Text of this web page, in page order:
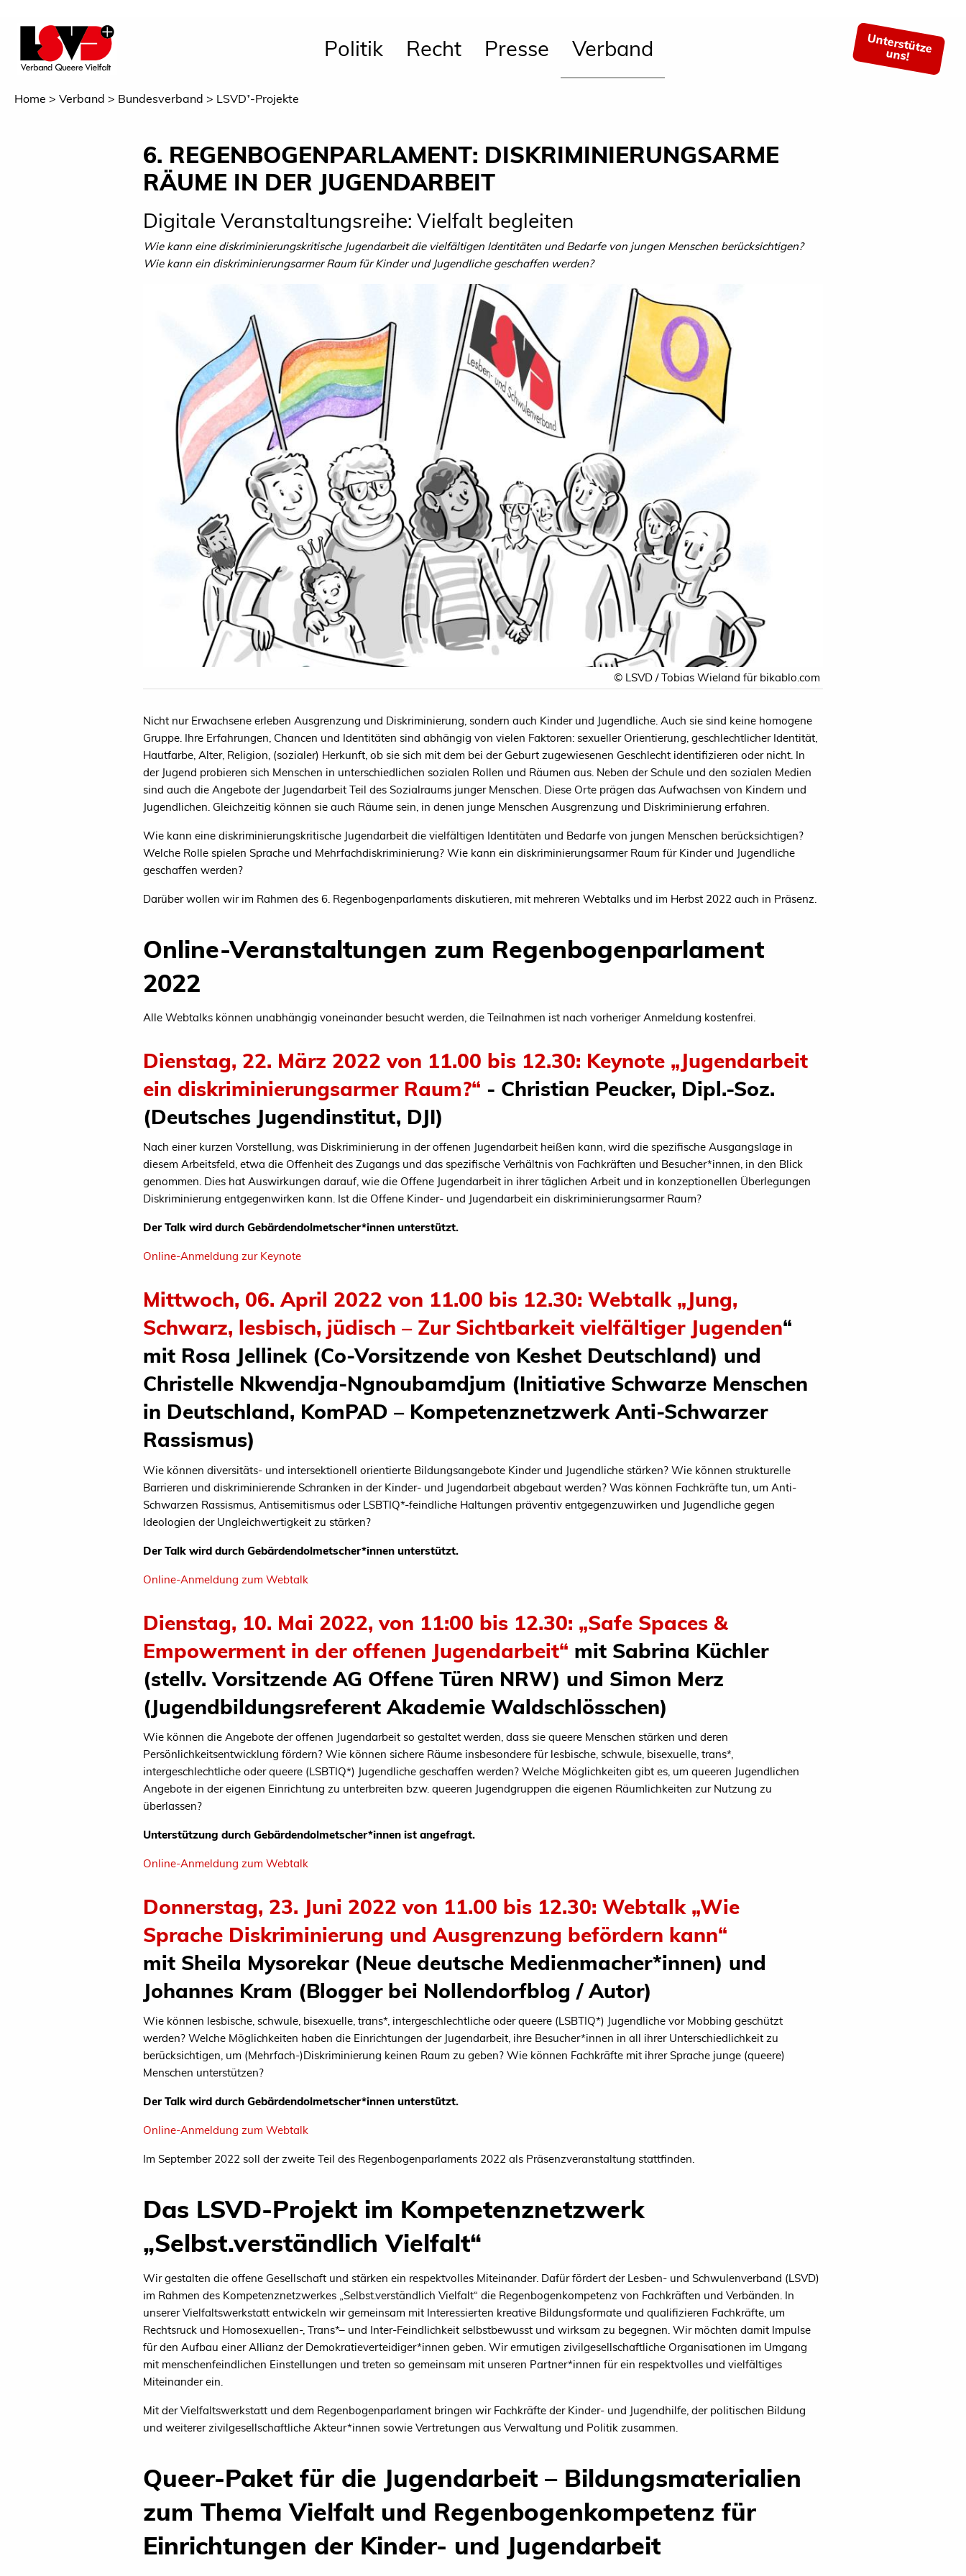
Politik Recht Presse Verband Unterstütze
uns!
Home Verband Bundesverband LSVD⁺-Projekte
6. REGENBOGENPARLAMENT: DISKRIMINIERUNGSARME
RÄUME IN DER JUGENDARBEIT
Digitale Veranstaltungsreihe: Vielfalt begleiten
Wie kann eine diskriminierungskritische Jugendarbeit die vielfältigen Identitäten und Bedarfe von jungen Menschen berücksichtigen?
Wie kann ein diskriminierungsarmer Raum für Kinder und Jugendliche geschaffen werden?
© LSVD / Tobias Wieland für bikablo.com
Nicht nur Erwachsene erleben Ausgrenzung und Diskriminierung, sondern auch Kinder und Jugendliche. Auch sie sind keine homogene
Gruppe. Ihre Erfahrungen, Chancen und Identitäten sind abhängig von vielen Faktoren: sexueller Orientierung, geschlechtlicher Identität,
Hautfarbe, Alter, Religion, (sozialer) Herkunft, ob sie sich mit dem bei der Geburt zugewiesenen Geschlecht identifizieren oder nicht. In
der Jugend probieren sich Menschen in unterschiedlichen sozialen Rollen und Räumen aus. Neben der Schule und den sozialen Medien
sind auch die Angebote der Jugendarbeit Teil des Sozialraums junger Menschen. Diese Orte prägen das Aufwachsen von Kindern und
Jugendlichen. Gleichzeitig können sie auch Räume sein, in denen junge Menschen Ausgrenzung und Diskriminierung erfahren.
Wie kann eine diskriminierungskritische Jugendarbeit die vielfältigen Identitäten und Bedarfe von jungen Menschen berücksichtigen?
Welche Rolle spielen Sprache und Mehrfachdiskriminierung? Wie kann ein diskriminierungsarmer Raum für Kinder und Jugendliche
geschaffen werden?
Darüber wollen wir im Rahmen des 6. Regenbogenparlaments diskutieren, mit mehreren Webtalks und im Herbst 2022 auch in Präsenz.
Online-Veranstaltungen zum Regenbogenparlament
2022
Alle Webtalks können unabhängig voneinander besucht werden, die Teilnahmen ist nach vorheriger Anmeldung kostenfrei.
Dienstag, 22. März 2022 von 11.00 bis 12.30: Keynote „Jugendarbeit
ein diskriminierungsarmer Raum?“ - Christian Peucker, Dipl.-Soz.
(Deutsches Jugendinstitut, DJI)
Nach einer kurzen Vorstellung, was Diskriminierung in der offenen Jugendarbeit heißen kann, wird die spezifische Ausgangslage in
diesem Arbeitsfeld, etwa die Offenheit des Zugangs und das spezifische Verhältnis von Fachkräften und Besucher*innen, in den Blick
genommen. Dies hat Auswirkungen darauf, wie die Offene Jugendarbeit in ihrer täglichen Arbeit und in konzeptionellen Überlegungen
Diskriminierung entgegenwirken kann. Ist die Offene Kinder- und Jugendarbeit ein diskriminierungsarmer Raum?
Der Talk wird durch Gebärdendolmetscher*innen unterstützt.
Online-Anmeldung zur Keynote
Mittwoch, 06. April 2022 von 11.00 bis 12.30: Webtalk „Jung,
Schwarz, lesbisch, jüdisch – Zur Sichtbarkeit vielfältiger Jugenden“
mit Rosa Jellinek (Co-Vorsitzende von Keshet Deutschland) und
Christelle Nkwendja-Ngnoubamdjum (Initiative Schwarze Menschen
in Deutschland, KomPAD – Kompetenznetzwerk Anti-Schwarzer
Rassismus)
Wie können diversitäts- und intersektionell orientierte Bildungsangebote Kinder und Jugendliche stärken? Wie können strukturelle
Barrieren und diskriminierende Schranken in der Kinder- und Jugendarbeit abgebaut werden? Was können Fachkräfte tun, um Anti-
Schwarzen Rassismus, Antisemitismus oder LSBTIQ*-feindliche Haltungen präventiv entgegenzuwirken und Jugendliche gegen
Ideologien der Ungleichwertigkeit zu stärken?
Der Talk wird durch Gebärdendolmetscher*innen unterstützt.
Online-Anmeldung zum Webtalk
Dienstag, 10. Mai 2022, von 11:00 bis 12.30: „Safe Spaces &
Empowerment in der offenen Jugendarbeit“ mit Sabrina Küchler
(stellv. Vorsitzende AG Offene Türen NRW) und Simon Merz
(Jugendbildungsreferent Akademie Waldschlösschen)
Wie können die Angebote der offenen Jugendarbeit so gestaltet werden, dass sie queere Menschen stärken und deren
Persönlichkeitsentwicklung fördern? Wie können sichere Räume insbesondere für lesbische, schwule, bisexuelle, trans*,
intergeschlechtliche oder queere (LSBTIQ*) Jugendliche geschaffen werden? Welche Möglichkeiten gibt es, um queeren Jugendlichen
Angebote in der eigenen Einrichtung zu unterbreiten bzw. queeren Jugendgruppen die eigenen Räumlichkeiten zur Nutzung zu
überlassen?
Unterstützung durch Gebärdendolmetscher*innen ist angefragt.
Online-Anmeldung zum Webtalk
Donnerstag, 23. Juni 2022 von 11.00 bis 12.30: Webtalk „Wie
Sprache Diskriminierung und Ausgrenzung befördern kann“
mit Sheila Mysorekar (Neue deutsche Medienmacher*innen) und
Johannes Kram (Blogger bei Nollendorfblog / Autor)
Wie können lesbische, schwule, bisexuelle, trans*, intergeschlechtliche oder queere (LSBTIQ*) Jugendliche vor Mobbing geschützt
werden? Welche Möglichkeiten haben die Einrichtungen der Jugendarbeit, ihre Besucher*innen in all ihrer Unterschiedlichkeit zu
berücksichtigen, um (Mehrfach-)Diskriminierung keinen Raum zu geben? Wie können Fachkräfte mit ihrer Sprache junge (queere)
Menschen unterstützen?
Der Talk wird durch Gebärdendolmetscher*innen unterstützt.
Online-Anmeldung zum Webtalk
Im September 2022 soll der zweite Teil des Regenbogenparlaments 2022 als Präsenzveranstaltung stattfinden.
Das LSVD-Projekt im Kompetenznetzwerk
„Selbst.verständlich Vielfalt“
Wir gestalten die offene Gesellschaft und stärken ein respektvolles Miteinander. Dafür fördert der Lesben- und Schwulenverband (LSVD)
im Rahmen des Kompetenznetzwerkes „Selbst.verständlich Vielfalt“ die Regenbogenkompetenz von Fachkräften und Verbänden. In
unserer Vielfaltswerkstatt entwickeln wir gemeinsam mit Interessierten kreative Bildungsformate und qualifizieren Fachkräfte, um
Rechtsruck und Homosexuellen-, Trans*– und Inter-Feindlichkeit selbstbewusst und wirksam zu begegnen. Wir möchten damit Impulse
für den Aufbau einer Allianz der Demokratieverteidiger*innen geben. Wir ermutigen zivilgesellschaftliche Organisationen im Umgang
mit menschenfeindlichen Einstellungen und treten so gemeinsam mit unseren Partner*innen für ein respektvolles und vielfältiges
Miteinander ein.
Mit der Vielfaltswerkstatt und dem Regenbogenparlament bringen wir Fachkräfte der Kinder- und Jugendhilfe, der politischen Bildung
und weiterer zivilgesellschaftliche Akteur*innen sowie Vertretungen aus Verwaltung und Politik zusammen.
Queer-Paket für die Jugendarbeit – Bildungsmaterialien
zum Thema Vielfalt und Regenbogenkompetenz für
Einrichtungen der Kinder- und Jugendarbeit